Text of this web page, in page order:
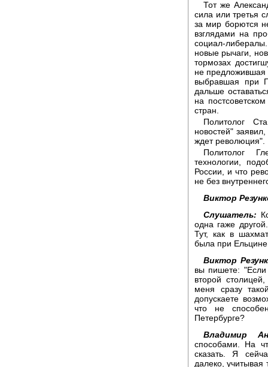
Тот же
сила или третья
за мир борются
взглядами на
социал-
новые рычаги,
тормозах
не предложившая
выбравшая при
дальше
на
стран.
Политолог
новостей"
ждет революция".
Политолог
технологии,
России, и что
не без
Виктор
Слушатель:
одна гаже
Тут, как в
была при
Виктор
вы пишете: "Если
второй
меня сразу
допускаете
что не
Петербурге?
Владимир
способами. На
сказать. Я
далеко, учитывая